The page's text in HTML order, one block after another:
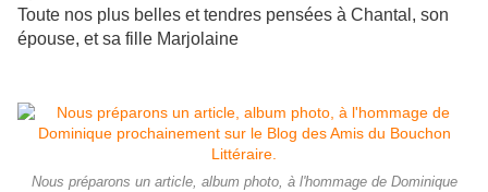
Toute nos plus belles et tendres pensées à Chantal, son
épouse, et sa fille Marjolaine
Nous préparons un article, album photo, à l'hommage de Dominique